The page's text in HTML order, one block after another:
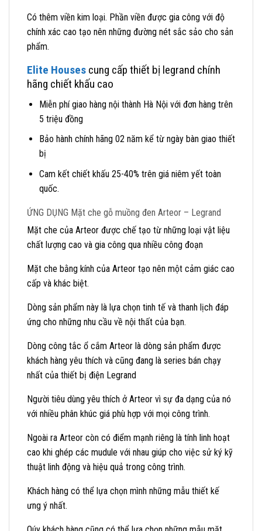
Có thêm viền kim loại. Phần viền được gia công với độ
chính xác cao tạo nên những đường nét sắc sảo cho sản
phẩm.
Elite Houses cung cấp thiết bị legrand chính
hãng chiết khấu cao
Miễn phí giao hàng nội thành Hà Nội với đơn hàng trên
5 triệu đồng
Bảo hành chính hãng 02 năm kể từ ngày bàn giao thiết
bị
Cam kết chiết khấu 25-40% trên giá niêm yết toàn
quốc.
ỨNG DỤNG Mặt che gỗ muồng đen Arteor – Legrand
Mặt che của Arteor được chế tạo từ những loại vật liệu
chất lượng cao và gia công qua nhiều công đoạn
Mặt che bằng kính của Arteor tạo nên một cảm giác cao
cấp và khác biệt.
Dòng sản phẩm này là lựa chọn tinh tế và thanh lịch đáp
ứng cho những nhu cầu về nội thất của bạn.
Dòng công tắc ổ cắm Arteor là dòng sản phẩm được
khách hàng yêu thích và cũng đang là series bán chạy
nhất của thiết bị điện Legrand
Người tiêu dùng yêu thích ở Arteor vì sự đa dạng của nó
với nhiều phân khúc giá phù hợp với mọi công trình.
Ngoài ra Arteor còn có điểm mạnh riêng là tính linh hoạt
cao khi ghép các mudule với nhau giúp cho việc sử ký kỹ
thuật linh động và hiệu quả trong công trình.
Khách hàng có thể lựa chọn mình những mẫu thiết kế
ưng ý nhất.